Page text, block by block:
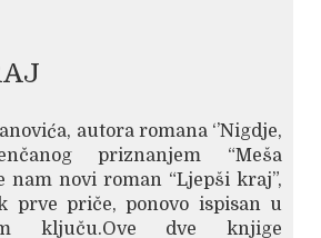
autora romana ‘’Nigdje,
priznanjem “Meša
nam novi roman “Ljepši kraj”,
prve priče, ponovo ispisan u
ključu.Ove dve knjige